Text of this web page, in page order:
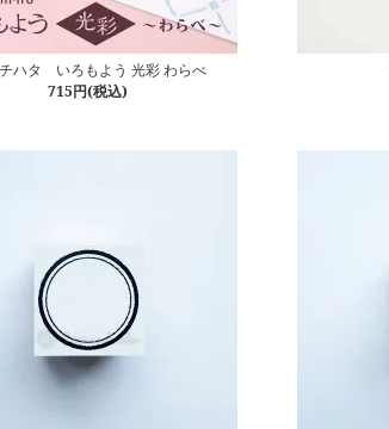
ハタ いろもよう 光彩 わらべ
715円(税込)